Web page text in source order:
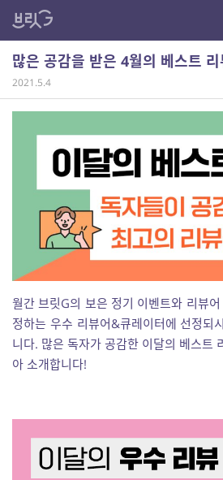
많은 공감을 받은 4월의 베스트
2021.5.4
월간 브릿G의 보은 정기 이벤트와 리뷰
정하는 우수 리뷰어&큐레이터에 선정되
니다. 많은 독자가 공감한 이달의 베스트
아 소개합니다!